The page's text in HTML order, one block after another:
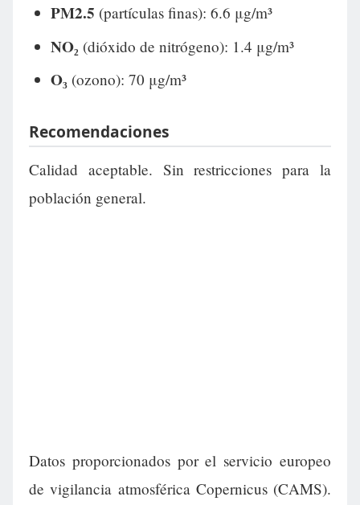
PM2.5 (partículas finas): 6.6 μg/m³
NO₂ (dióxido de nitrógeno): 1.4 μg/m³
O₃ (ozono): 70 μg/m³
Recomendaciones
Calidad aceptable. Sin restricciones para la
población general.
Datos proporcionados por el servicio europeo
de vigilancia atmosférica Copernicus (CAMS).